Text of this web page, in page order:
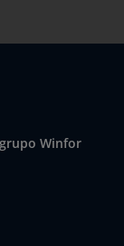
Winfor